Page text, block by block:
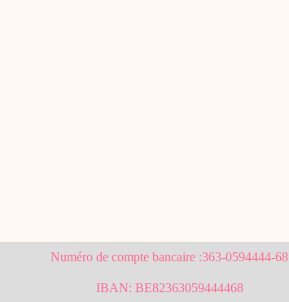
Numéro de compte bancaire :363-0594444-68
IBAN: BE82363059444468